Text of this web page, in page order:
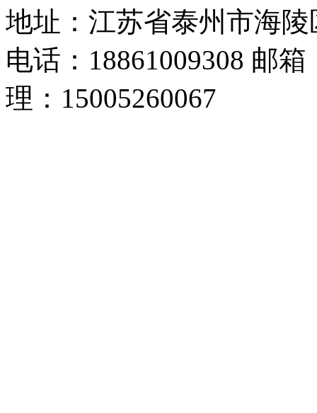
地址：江苏省泰州市海
电话：18861009308 邮
理：15005260067